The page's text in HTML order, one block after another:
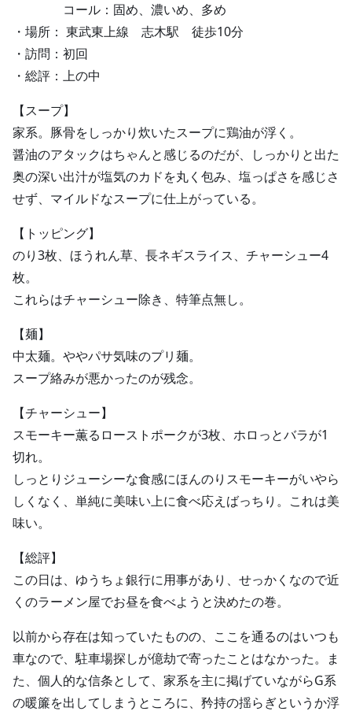
コール：固め、濃いめ、多め
・場所： 東武東上線 志木駅 徒歩10分
・訪問：初回
・総評：上の中
【スープ】
家系。豚骨をしっかり炊いたスープに鶏油が浮く。
醤油のアタックはちゃんと感じるのだが、しっかりと出た
奥の深い出汁が塩気のカドを丸く包み、塩っぱさを感じさ
せず、マイルドなスープに仕上がっている。
【トッピング】
のり3枚、ほうれん草、長ネギスライス、チャーシュー4
枚。
これらはチャーシュー除き、特筆点無し。
【麺】
中太麺。ややパサ気味のプリ麺。
スープ絡みが悪かったのが残念。
【チャーシュー】
スモーキー薫るローストポークが3枚、ホロっとバラが1
切れ。
しっとりジューシーな食感にほんのりスモーキーがいやら
しくなく、単純に美味い上に食べ応えばっちり。これは美
味い。
【総評】
この日は、ゆうちょ銀行に用事があり、せっかくなので近
くのラーメン屋でお昼を食べようと決めたの巻。
以前から存在は知っていたものの、ここを通るのはいつも
車なので、駐車場探しが億劫で寄ったことはなかった。ま
た、個人的な信条として、家系を主に掲げていながらG系
の暖簾を出してしまうところに、矜持の揺らぎというか浮